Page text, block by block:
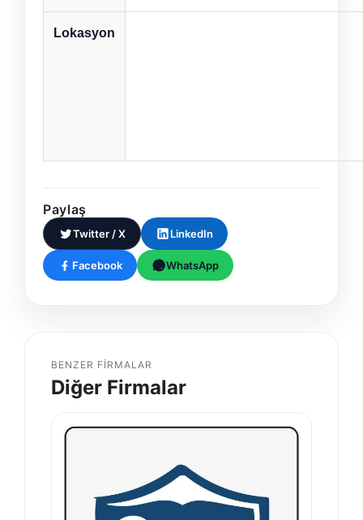
Lokasyon
Paylaş
Twitter / X LinkedIn
Facebook WhatsApp
BENZER FIRMALAR
Diğer Firmalar